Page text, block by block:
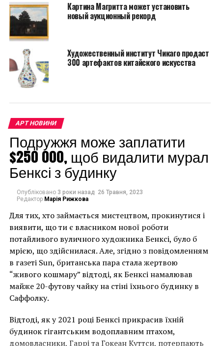
Марина Абрамович, “Дух в любом состоянии не горит”, 2011
Картина Магритта может установить
новый аукционный рекорд
Художественный институт Чикаго продаст
300 артефактов китайского искусства
АРТ НОВИНИ
Подружжя може заплатити
$250 000, щоб видалити мурал
Бенксі з будинку
Опубліковано 3 роки назад 26 Травня, 2023
Редактор Марія Рижкова
Для тих, хто займається мистецтвом, прокинутися і
виявити, що ти є власником нової роботи
потайливого вуличного художника Бенксі, було б
мрією, що здійснилася. Але, згідно з повідомленням
в газеті Sun, британська пара стала жертвою
“живого кошмару” відтоді, як Бенксі намалював
майже 20-футову чайку на стіні їхнього будинку в
Саффолку.
Відтоді, як у 2021 році Бенксі прикрасив їхній
будинок гігантським водоплавним птахом,
домовласники, Гаррі та Гокеан Куттси, потерпають